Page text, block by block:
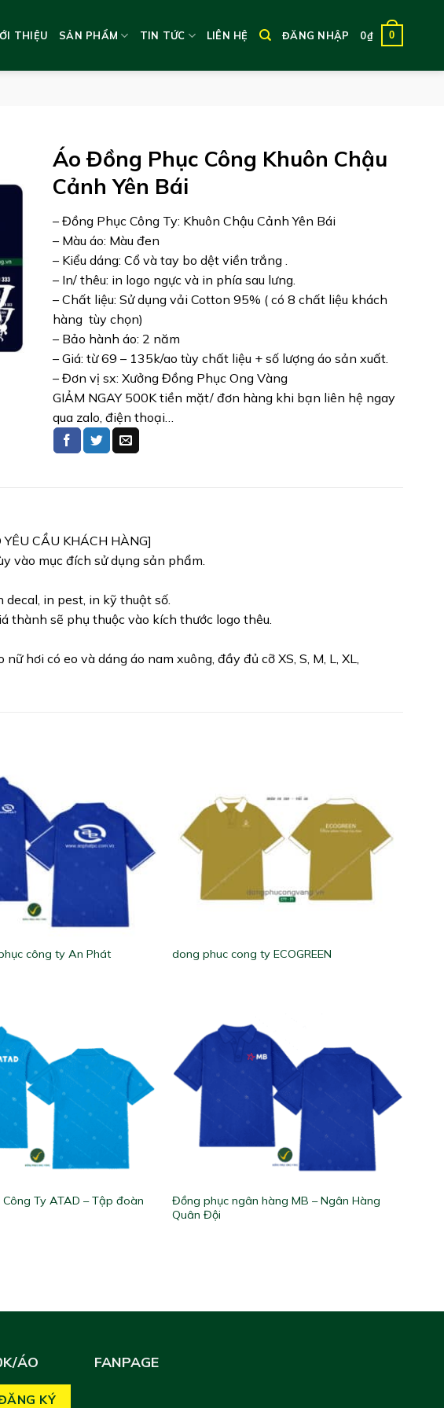
THIỆU SẢN PHẨM TIN TỨC LIÊN HỆ ĐĂNG NHẬP 0₫ 0
Áo Đồng Phục Công Khuôn Chậu
Cảnh Yên Bái
– Đồng Phục Công Ty: Khuôn Chậu Cảnh Yên Bái
– Màu áo: Màu đen
– Kiểu dáng: Cổ và tay bo dệt viền trắng .
– In/ thêu: in logo ngực và in phía sau lưng.
– Chất liệu: Sử dụng vải Cotton 95% ( có 8 chất liệu khách
hàng tùy chọn)
– Bảo hành áo: 2 năm
– Giá: từ 69 – 135k/ao tùy chất liệu + số lượng áo sản xuất.
– Đơn vị sx: Xưởng Đồng Phục Ong Vàng
GIẢM NGAY 500K tiền mặt/ đơn hàng khi bạn liên hệ ngay
qua zalo, điện thoại…
CẦU KHÁCH HÀNG]
vào mục đích sử dụng sản phẩm.
in pest, in kỹ thuật số.
thành sẽ phụ thuộc vào kích thước logo thêu.
hơi có eo và dáng áo nam xuông, đầy đủ cỡ XS, S, M, L, XL,
công ty An Phát
dong phuc cong ty ECOGREEN
Ty ATAD – Tập đoàn
Đồng phục ngân hàng MB – Ngân Hàng
Quân Đội
ÁO FANPAGE